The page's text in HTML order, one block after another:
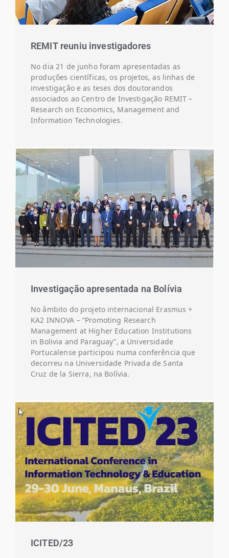
REMIT reuniu investigadores
No dia 21 de junho foram apresentadas as
produções científicas, os projetos, as linhas de
investigação e as teses dos doutorandos
associados ao Centro de Investigação REMIT –
Research on Economics, Management and
Information Technologies.
Investigação apresentada na Bolívia
No âmbito do projeto internacional Erasmus +
KA2 INNOVA – “Promoting Research
Management at Higher Education Institutions
in Bolivia and Paraguay”, a Universidade
Portucalense participou numa conferência que
decorreu na Universidade Privada de Santa
Cruz de la Sierra, na Bolívia.
ICITED/23